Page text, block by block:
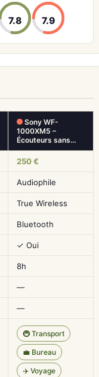
7.8 7.9
Sony WF-
1000XM5 –
Écouteurs sans…
250 €
Audiophile
True Wireless
Bluetooth
✓ Oui
8h
—
—
🚇 Transport
💼 Bureau
✈️ Voyage